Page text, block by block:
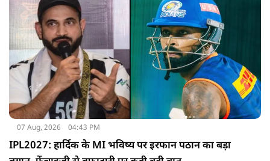
07 Aug, 2026 04:43 PM
IPL2027: हार्दिक के MI भविष्य पर इरफान पठान का बड़ा